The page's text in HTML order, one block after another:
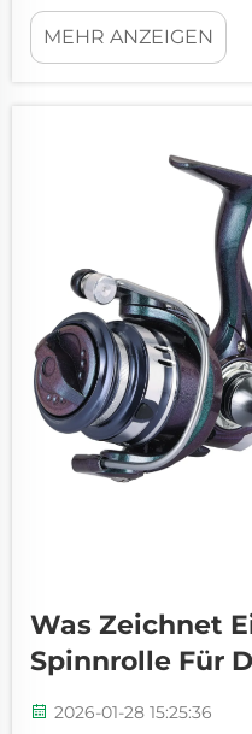
Angelspulen –
Haltbarkeit im
Lebensdauer...
MEHR ANZEIGEN
Was Zeichnet
Spinnrolle Für
2026-01-28 15:25:36